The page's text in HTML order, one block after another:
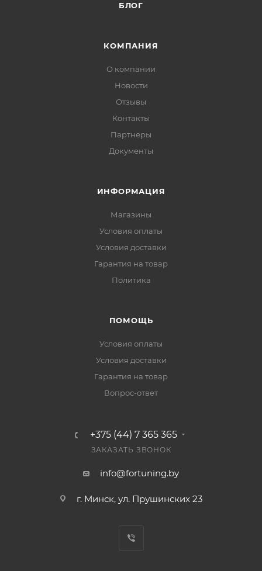
БЛОГ
КОМПАНИЯ
О компании
Новости
Отзывы
Контакты
Партнеры
Документы
ИНФОРМАЦИЯ
Магазины
Условия оплаты
Условия доставки
Гарантия на товар
Политика
ПОМОЩЬ
Условия оплаты
Условия доставки
Гарантия на товар
Вопрос-ответ
+375 (44) 7 365 365
ЗАКАЗАТЬ ЗВОНОК
info@fortuning.by
г. Минск, ул. Прушинских 23